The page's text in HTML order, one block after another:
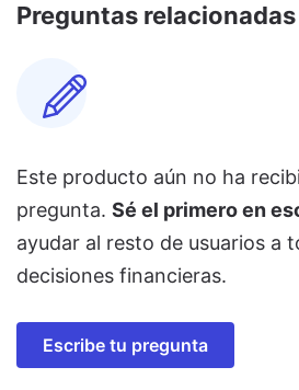
Preguntas relacionadas
Este producto aún no ha
pregunta. Sé el primero en
ayudar al resto de usuarios a
decisiones financieras.
Escribe tu pregunta